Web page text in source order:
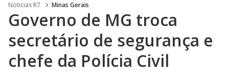
Noticias R7 Minas Gerais
Governo de MG troca
secretário de segurança e
chefe da Polícia Civil